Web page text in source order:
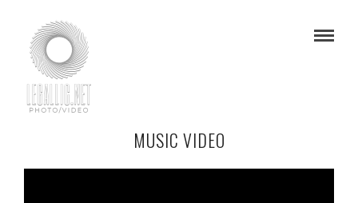
MUSIC VIDEO